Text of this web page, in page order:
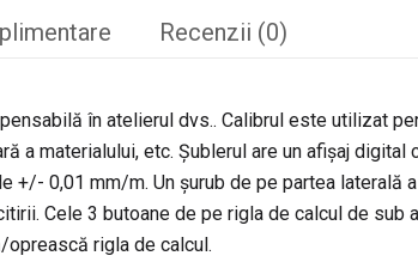
Recenzii (0)
în atelierul dvs.. Calibrul este utilizat
a materialului, etc. Șublerul are un afișaj
+/- 0,01 mm/m. Un șurub de pe partea
Cele 3 butoane de pe rigla de calcul de
rigla de calcul.